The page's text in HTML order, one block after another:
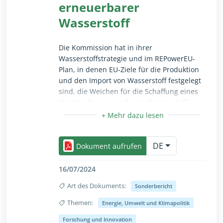
dringend einen Realitätscheck
vorzunehmen und rasch mit der
beginnen.
erneuerbarer
Wasserstoff
Die Kommission hat in ihrer
Wasserstoffstrategie und im REPowerEU-
Plan, in denen EU-Ziele für die Produktion
und den Import von Wasserstoff festgelegt
sind, die Weichen für die Schaffung eines
Marktes für erneuerbaren Wasserstoff
gestellt. Die Nutzung von erneuerbarem
Dekarbonisierung dar, insbesondere für die
schwer zu dekarbonisierenden
Industriezweige. Für den Zeitraum 2021–
2027 werden die EU-Finanzmittel für
wasserstoffbezogene Projekte derzeit auf
insgesamt 18,8 Milliarden Euro geschätzt.
Der Hof gelangt zu dem Schluss, dass es
Dokument aufrufen
DE
16/07/2024
Art des Dokuments: Sonderbericht
Themen:
Einklappen/ausklappen als Vollansicht, nur für
Energie, Umwelt und Klimapolitik
Forschung und Innovation